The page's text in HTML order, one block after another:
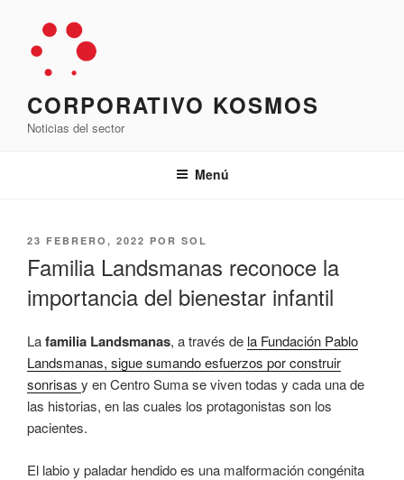
contenido
CORPORATIVO KOSMOS
Noticias del sector
Menú
PUBLICADO
23 FEBRERO, 2022 POR SOL
Familia Landsmanas reconoce la
importancia del bienestar infantil
Lafamilia Landsmanas, a través de la Fundación Pablo
Landsmanas, sigue sumando esfuerzos por construir
sonrisas y en Centro Suma se viven todas y cada una de
las historias, en las cuales los protagonistas son los
pacientes.
El labio y paladar hendido es una malformación congénita